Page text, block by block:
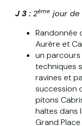
J 3 :2ème jour de
Randonnée
Aurère et
un
techniques
ravines et
succession
pitons
haltes dans
Grand Place .